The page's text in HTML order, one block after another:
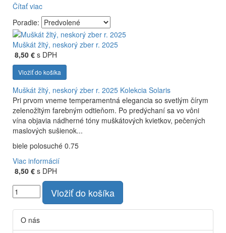
Firma Ostrožovič je najstaršou privátnou firmou na
slovenskom Tokaji.
Vyrábame kvalitné odrodové a výberové vína. Ako prví sme
priniesli na slovenský trh sólo spracované vína z tokajských
odrôd Furmint, Lipovina a Muškát žltý reduktívnou
technológiou. Hrozno spracúvame najmodernejšími
technológiami, vrátane riadenej fermentácie.
Čítať viac
Poradie:
Muškát žltý, neskorý zber r. 2025
8,50 € s DPH
Vložiť do košíka
Muškát žltý, neskorý zber r. 2025 Kolekcia Solaris
Pri prvom vneme temperamentná elegancia so svetlým čírym
zelenožltým farebným odtieňom. Po predýchaní sa vo vôni
vína objavia nádherné tóny muškátových kvietkov, pečených
maslových sušienok...
biele polosuché 0.75
Viac informácií
8,50 € s DPH
Vložiť do košíka
O nás